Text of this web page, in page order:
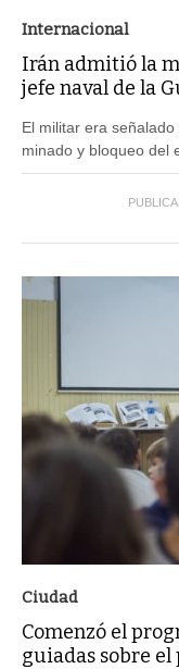
Internacional
Irán admitió la
jefe naval de la
El militar era
minado y bloqueo del
Ciudad
Comenzó el
guiadas sobre